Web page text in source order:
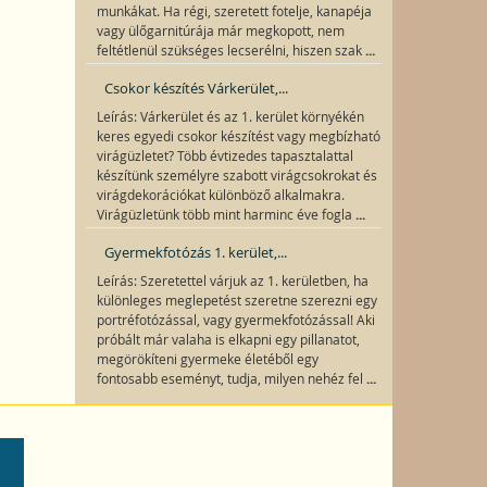
munkákat. Ha régi, szeretett fotelje, kanapéja
vagy ülőgarnitúrája már megkopott, nem
feltétlenül szükséges lecserélni, hiszen szak ...
Csokor készítés Várkerület,...
Leírás: Várkerület és az 1. kerület környékén
keres egyedi csokor készítést vagy megbízható
virágüzletet? Több évtizedes tapasztalattal
készítünk személyre szabott virágcsokrokat és
virágdekorációkat különböző alkalmakra.
Virágüzletünk több mint harminc éve fogla ...
Gyermekfotózás 1. kerület,...
Leírás: Szeretettel várjuk az 1. kerületben, ha
különleges meglepetést szeretne szerezni egy
portréfotózással, vagy gyermekfotózással! Aki
próbált már valaha is elkapni egy pillanatot,
megörökíteni gyermeke életéből egy
fontosabb eseményt, tudja, milyen nehéz fel ...